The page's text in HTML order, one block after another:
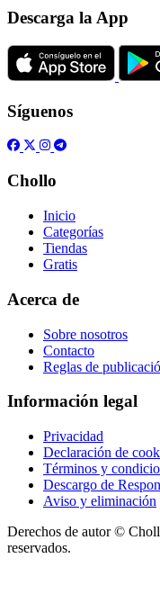
Descarga la App
Síguenos
Chollo
Inicio
Categorías
Tiendas
Gratis
Acerca de
Sobre nosotros
Contacto
Reglas de
Información legal
Privacidad
Declaración de
Términos y
Descargo de
Aviso y eliminación
Derechos de autor ©
reservados.